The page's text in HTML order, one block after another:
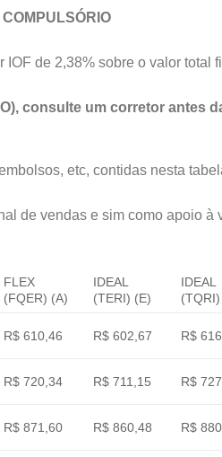
IOF de 2,38% sobre o valor total
consulte um corretor antes
etc, contidas nesta
de vendas e sim como apoio
FLEX
(FQER) (A)
IDEAL
(TERI) (E)
IDEAL
R$ 610,46 R$ 602,67 R$
R$ 720,34 R$ 711,15 R$
R$ 871,60 R$ 860,48 R$